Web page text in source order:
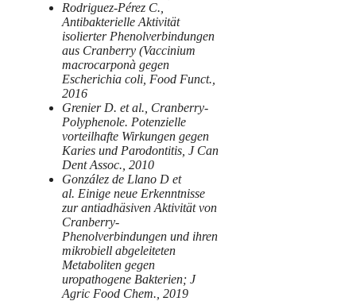
Rodriguez-Pérez C.,
Antibakterielle Aktivität
isolierter Phenolverbindungen
aus Cranberry (Vaccinium
macrocarponà gegen
Escherichia coli, Food Funct.,
2016
Grenier D. et al., Cranberry-
Polyphenole. Potenzielle
vorteilhafte Wirkungen gegen
Karies und Parodontitis, J Can
Dent Assoc., 2010
González de Llano D et
al. Einige neue Erkenntnisse
zur antiadhäsiven Aktivität von
Cranberry-
Phenolverbindungen und ihren
mikrobiell abgeleiteten
Metaboliten gegen
uropathogene Bakterien; J
Agric Food Chem., 2019